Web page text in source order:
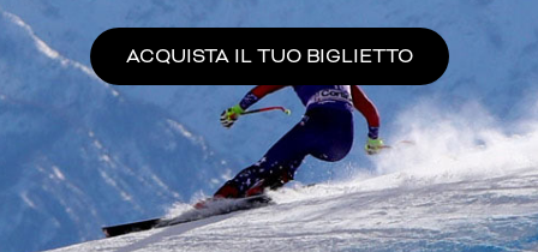
ACQUISTA IL TUO BIGLIETTO